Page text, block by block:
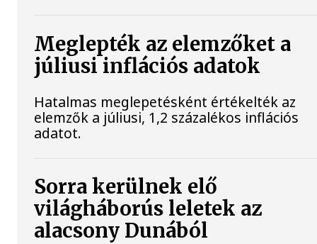
Meglepték az elemzőket a
júliusi inflációs adatok
Hatalmas meglepetésként értékelték az
elemzők a júliusi, 1,2 százalékos inflációs
adatot.
Sorra kerülnek elő
világháborús leletek az
alacsony Dunából